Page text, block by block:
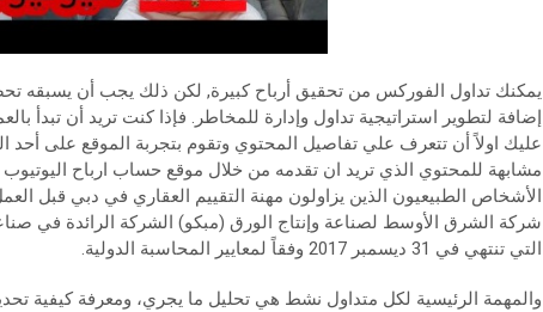
يمكنك تداول الفوركس من تحقيق أرباح كبيرة, لكن ذلك يجب أن يسبقه
إضافة لتطوير استراتيجية تداول وإدارة للمخاطر. فإذا كنت تريد أن تبدأ
عليك اولاً أن تتعرف علي تفاصيل المحتوي وتقوم بتجربة الموقع على أحد
مشابهة للمحتوي الذي تريد ان تقدمه من خلال موقع حساب ارباح
الأشخاص الطبيعيون الذين يزاولون مهنة التقييم العقاري في دبي قبل
شركة الشرق الأوسط لصناعة وإنتاج الورق (مبكو) الشركة الرائدة في
التي تنتهي في 31 ديسمبر 2017 وفقاً لمعايير المحاسبة الدولية.
والمهمة الرئيسية لكل متداول نشط هي تحليل ما يجري، ومعرفة كيفية